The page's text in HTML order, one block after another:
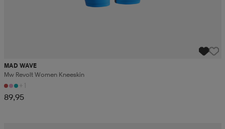
MAD WAVE
Mw Revolt Women Kneeskin
+1
89,95